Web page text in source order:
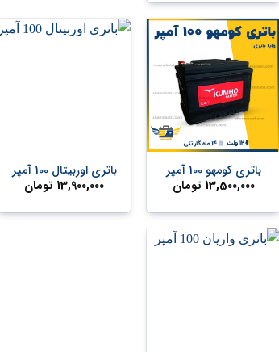
+
باتری کومهو 100 آمپر
13,500,000 تومان
باتری اوربیتال 100 آمپر
13,900,000 تومان